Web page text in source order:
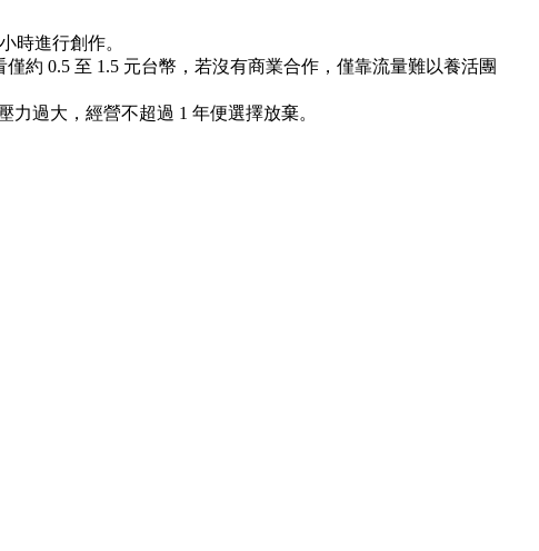
時進行創作。
約 0.5 至 1.5 元台幣，若沒有商業合作，僅靠流量難以養活團
過大，經營不超過 1 年便選擇放棄。